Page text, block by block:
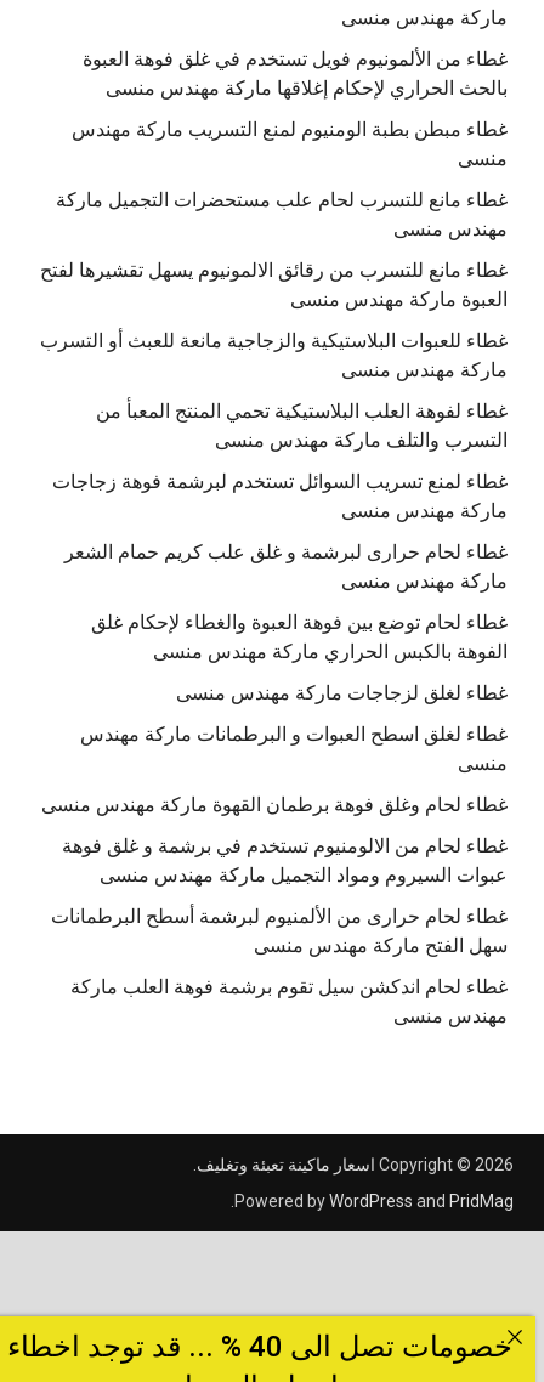
ماركة مهندس منسى
غطاء من الألمونيوم فويل تستخدم في غلق فوهة العبوة
بالحث الحراري لإحكام إغلاقها ماركة مهندس منسى
غطاء مبطن بطبة الومنيوم لمنع التسريب ماركة مهندس
منسى
غطاء مانع للتسرب لحام علب مستحضرات التجميل ماركة
مهندس منسى
غطاء مانع للتسرب من رقائق الالمونيوم يسهل تقشيرها لفتح
العبوة ماركة مهندس منسى
غطاء للعبوات البلاستيكية والزجاجية مانعة للعبث أو التسرب
ماركة مهندس منسى
غطاء لفوهة العلب البلاستيكية تحمي المنتج المعبأ من
التسرب والتلف ماركة مهندس منسى
غطاء لمنع تسريب السوائل تستخدم لبرشمة فوهة زجاجات
ماركة مهندس منسى
غطاء لحام حرارى لبرشمة و غلق علب كريم حمام الشعر
ماركة مهندس منسى
غطاء لحام توضع بين فوهة العبوة والغطاء لإحكام غلق
الفوهة بالكبس الحراري ماركة مهندس منسى
غطاء لغلق لزجاجات ماركة مهندس منسى
غطاء لغلق اسطح العبوات و البرطمانات ماركة مهندس
منسى
غطاء لحام وغلق فوهة برطمان القهوة ماركة مهندس منسى
غطاء لحام من الالومنيوم تستخدم في برشمة و غلق فوهة
عبوات السيروم ومواد التجميل ماركة مهندس منسى
غطاء لحام حرارى من الألمنيوم لبرشمة أسطح البرطمانات
سهل الفتح ماركة مهندس منسى
غطاء لحام اندكشن سيل تقوم برشمة فوهة العلب ماركة
مهندس منسى
Copyright © 2026اسعار ماكينة تعبئة وتغليف
Powered byWordPressandPridMag
.
خصومات تصل الى 40 % ... قد توجد اخطاء